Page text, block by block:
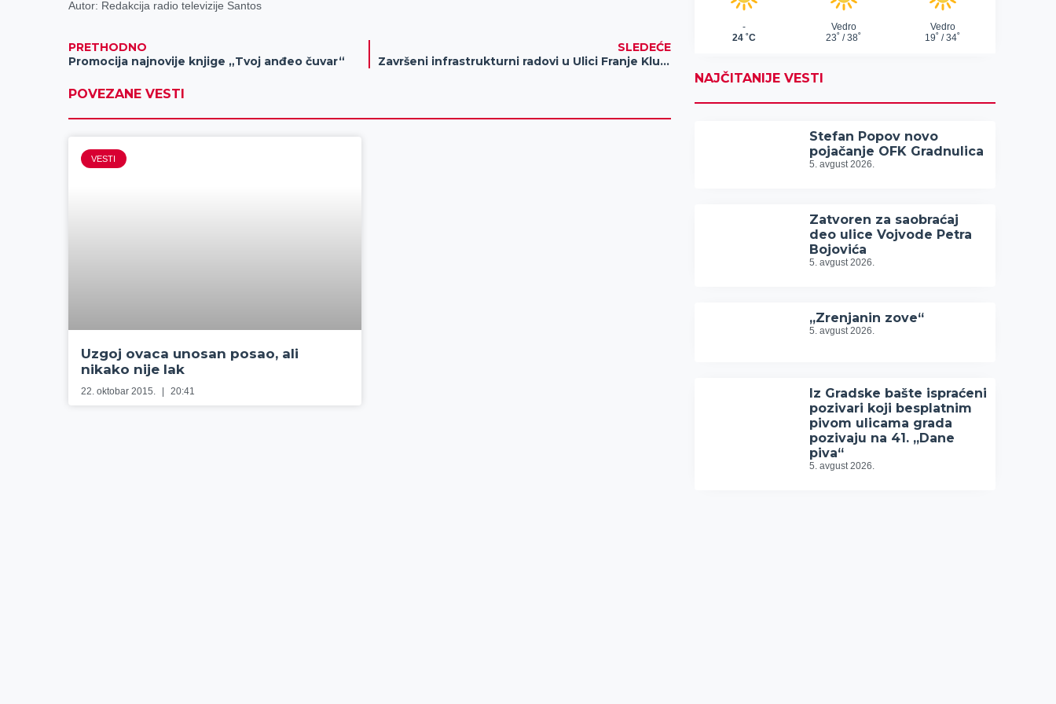
Autor: Redakcija radio televizije Santos
PRETHODNO
Promocija najnovije knjige „Tvoj anđeo čuvar“
SLEDEĆE
Završeni infrastrukturni radovi u Ulici Franje Kluza
POVEZANE VESTI
VESTI
Uzgoj ovaca unosan posao, ali
nikako nije lak
22. oktobar 2015. 20:41
NAJČITANIJE VESTI
Stefan Popov novo
pojačanje OFK Gradnulica
5. avgust 2026.
Zatvoren za saobraćaj
deo ulice Vojvode Petra
Bojovića
5. avgust 2026.
„Zrenjanin zove“
5. avgust 2026.
Iz Gradske bašte ispraćeni
pozivari koji besplatnim
pivom ulicama grada
pozivaju na 41. „Dane
piva“
5. avgust 2026.